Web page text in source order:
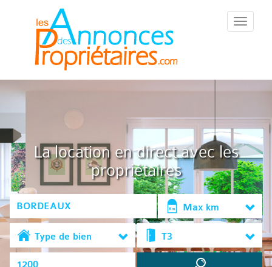
::Menu::
La location en direct avec les
propriétaires
Max km
Type de bien T3